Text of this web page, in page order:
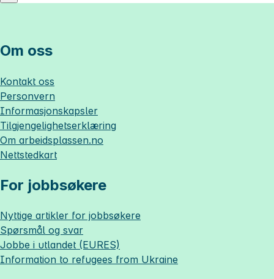
Om oss
Kontakt oss
Personvern
Informasjonskapsler
Tilgjengelighetserklæring
Om arbeidsplassen.no
Nettstedkart
For jobbsøkere
Nyttige artikler for jobbsøkere
Spørsmål og svar
Jobbe i utlandet (EURES)
Information to refugees from Ukraine